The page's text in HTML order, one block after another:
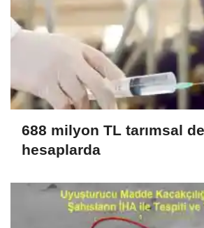
688 milyon TL tarımsal
hesaplarda